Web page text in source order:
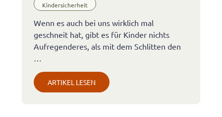
Kindersicherheit
Wenn es auch bei uns wirklich mal
geschneit hat, gibt es für Kinder nichts
Aufregenderes, als mit dem Schlitten den
…
ARTIKEL LESEN